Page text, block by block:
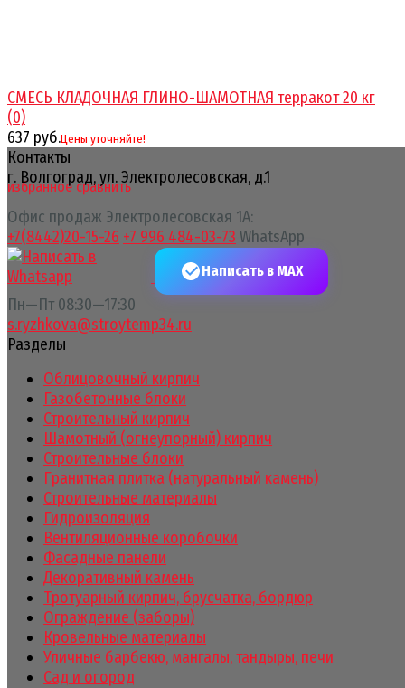
избранное сравнить
СМЕСЬ КЛАДОЧНАЯ ГЛИНО-ШАМОТНАЯ терракот 20 кг
(0)
637 руб.Цены уточняйте!
Контакты
г. Волгоград, ул. Электролесовская, д.1
Офис продаж Электролесовская 1А:
+7(8442)20-15-26 +7 996 484-03-73 WhatsApp
Написать в MAX
Пн—Пт 08:30—17:30
s.ryzhkova@stroytemp34.ru
Разделы
Облицовочный кирпич
Газобетонные блоки
Строительный кирпич
Шамотный (огнеупорный) кирпич
Строительные блоки
Гранитная плитка (натуральный камень)
Строительные материалы
Гидроизоляция
Вентиляционные коробочки
Фасадные панели
Декоративный камень
Тротуарный кирпич, брусчатка, бордюр
Ограждение (заборы)
Кровельные материалы
Уличные барбекю, мангалы, тандыры, печи
Сад и огород